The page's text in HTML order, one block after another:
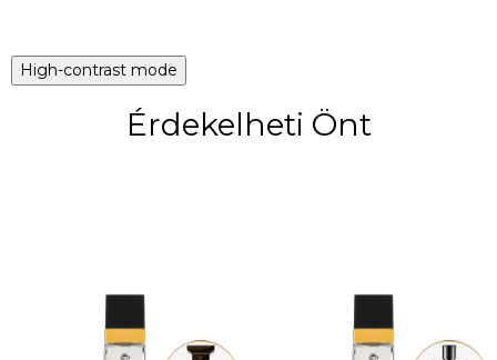
High-contrast mode
Érdekelheti Önt